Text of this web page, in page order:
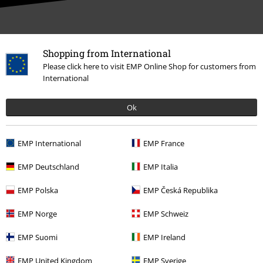
Shopping from International
Please click here to visit EMP Online Shop for customers from
International
Ok
EMP International EMP France
EMP Deutschland EMP Italia
EMP Polska EMP Česká Republika
EMP Norge EMP Schweiz
EMP Suomi EMP Ireland
EMP United Kingdom EMP Sverige
Il servizio clienti è attivo dalle 08:30 alle 16:30 (Lun - Ven, esclusi
festivi).
Informazioni ulteriori
Servizio Clienti
FAQ
Condizioni di Reso
Rendi un articolo
Info taglie